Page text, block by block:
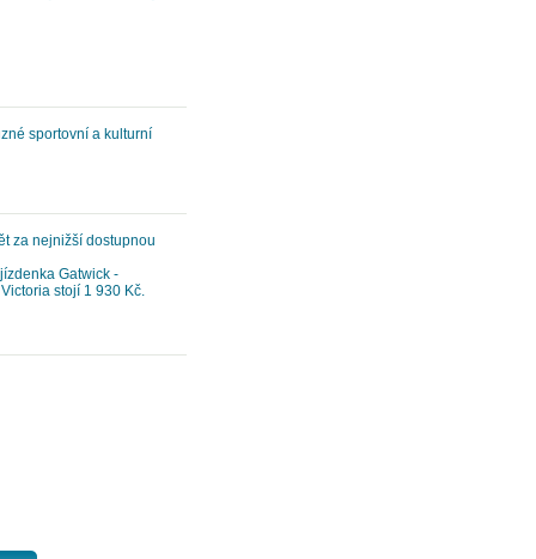
sportovní a kulturní
za nejnižší dostupnou
Gatwick -
stojí 1 930 Kč.